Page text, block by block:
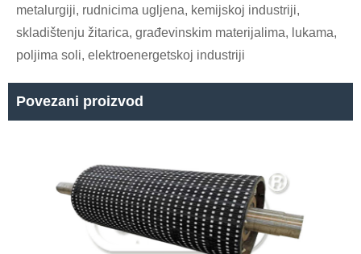
metalurgiji, rudnicima ugljena, kemijskoj industriji,
skladištenju žitarica, građevinskim materijalima, lukama,
poljima soli, elektroenergetskoj industriji
Povezani proizvod